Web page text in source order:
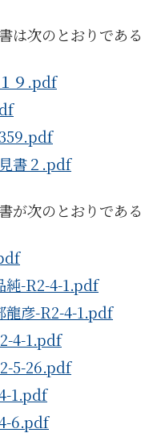
は次のとおりである
９.pdf
書２.pdf
が次のとおりである
純-R2-4-1.pdf
龍彦-R2-4-1.pdf
4-1.pdf
5-26.pdf
1.pdf
6.pdf